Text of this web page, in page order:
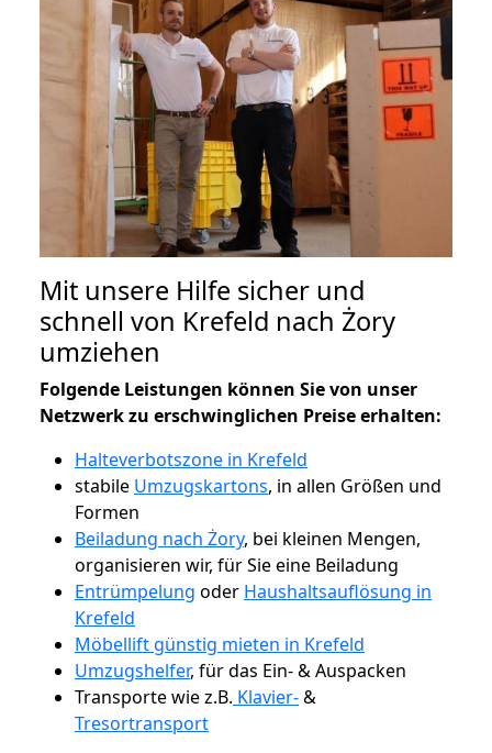
Mit unsere Hilfe sicher und
schnell von Krefeld nach Żory
umziehen
Folgende Leistungen können Sie von unser
Netzwerk zu erschwinglichen Preise erhalten:
Halteverbotszone in Krefeld
stabile Umzugskartons, in allen Größen und
Formen
Beiladung nach Żory, bei kleinen Mengen,
organisieren wir, für Sie eine Beiladung
Entrümpelung oder Haushaltsauflösung in
Krefeld
Möbellift günstig mieten in Krefeld
Umzugshelfer, für das Ein- & Auspacken
Transporte wie z.B. Klavier-&
Tresortransport